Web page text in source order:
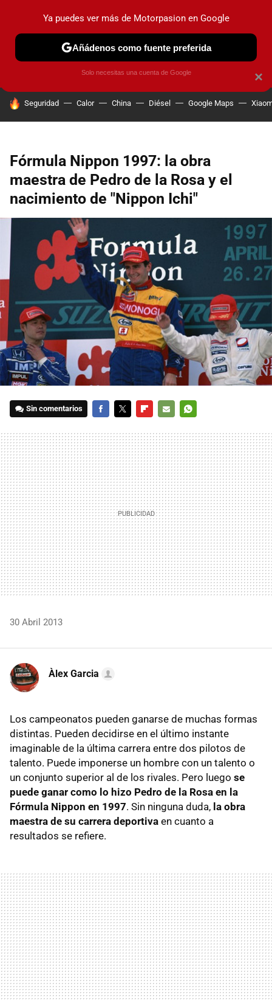
PRUEBAS COCHES ELÉCTRICOS OBSERVATORIO
HOY SE HABLA DE
Seguridad Calor China Diésel Google Maps
Fórmula Nippon 1997: la obra
maestra de Pedro de la Rosa y el
nacimiento de "Nippon Ichi"
Sin comentarios
MAIL
30 Abril 2013
Àlex Garcia
Los campeonatos pueden ganarse de muchas formas
distintas. Pueden decidirse en el último instante
imaginable de la última carrera entre dos pilotos de
talento. Puede imponerse un hombre con un talento o
un conjunto superior al de los rivales. Pero luego se
puede ganar como lo hizo Pedro de la Rosa en la
Fórmula Nippon en 1997. Sin ninguna duda, la obra
maestra de su carrera deportiva en cuanto a
resultados se refiere.
×
Ya puedes ver más de Motorpasion en Google
Añádenos como fuente preferida
Solo necesitas una cuenta de Google